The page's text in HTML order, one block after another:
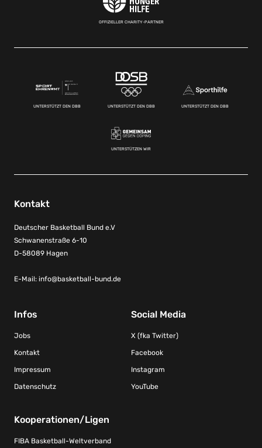
OFFIZIELLER CHARITY-PARTNER
UNTERSTÜTZT DEN DBB UNTERSTÜTZT DEN DBB UNTERSTÜTZT DEN DBB
UNTERSTÜTZEN WIR
Kontakt
Deutscher Basketball Bund e.V
Schwanenstraße 6-10
D-58089 Hagen
E-Mail: info@basketball-bund.de
Infos
Jobs
Kontakt
Impressum
Datenschutz
Social Media
X (fka Twitter)
Facebook
Instagram
YouTube
Kooperationen/Ligen
FIBA Basketball-Weltverband